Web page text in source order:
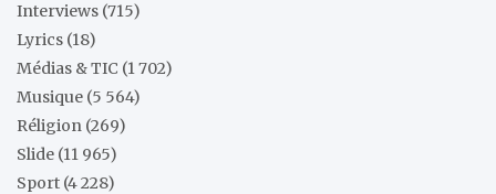
Interviews (715)
Lyrics (18)
Médias & TIC (1 702)
Musique (5 564)
Réligion (269)
Slide (11 965)
Sport (4 228)